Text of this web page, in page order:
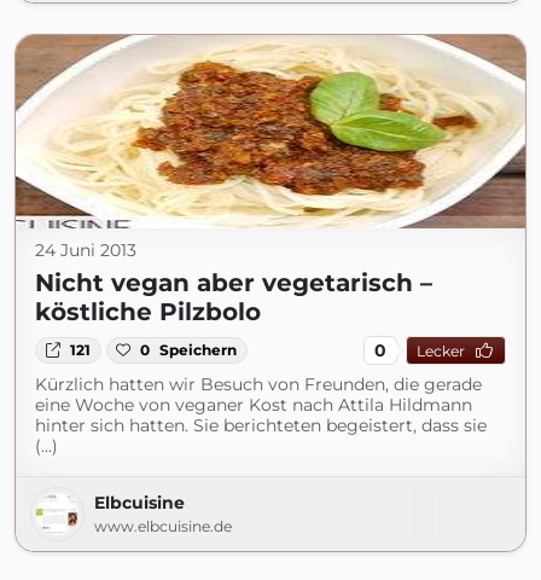
24 Juni 2013
Nicht vegan aber vegetarisch –
köstliche Pilzbolo
121 0 Speichern 0 Lecker
Kürzlich hatten wir Besuch von Freunden, die gerade
eine Woche von veganer Kost nach Attila Hildmann
hinter sich hatten. Sie berichteten begeistert, dass sie
(...)
Elbcuisine
www.elbcuisine.de